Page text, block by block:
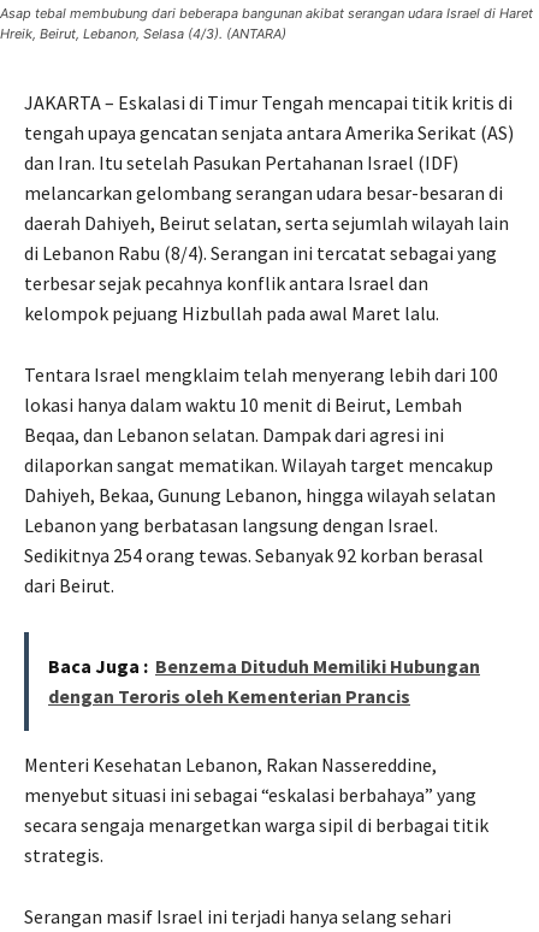
Asap tebal membubung dari beberapa bangunan akibat serangan udara Israel di Haret
Hreik, Beirut, Lebanon, Selasa (4/3). (ANTARA)
JAKARTA – Eskalasi di Timur Tengah mencapai titik kritis di
tengah upaya gencatan senjata antara Amerika Serikat (AS)
dan Iran. Itu setelah Pasukan Pertahanan Israel (IDF)
melancarkan gelombang serangan udara besar-besaran di
daerah Dahiyeh, Beirut selatan, serta sejumlah wilayah lain
di Lebanon Rabu (8/4). Serangan ini tercatat sebagai yang
terbesar sejak pecahnya konflik antara Israel dan
kelompok pejuang Hizbullah pada awal Maret lalu.
Tentara Israel mengklaim telah menyerang lebih dari 100
lokasi hanya dalam waktu 10 menit di Beirut, Lembah
Beqaa, dan Lebanon selatan. Dampak dari agresi ini
dilaporkan sangat mematikan. Wilayah target mencakup
Dahiyeh, Bekaa, Gunung Lebanon, hingga wilayah selatan
Lebanon yang berbatasan langsung dengan Israel.
Sedikitnya 254 orang tewas. Sebanyak 92 korban berasal
dari Beirut.
Baca Juga : Benzema Dituduh Memiliki Hubungan
dengan Teroris oleh Kementerian Prancis
Menteri Kesehatan Lebanon, Rakan Nassereddine,
menyebut situasi ini sebagai “eskalasi berbahaya” yang
secara sengaja menargetkan warga sipil di berbagai titik
strategis.
Serangan masif Israel ini terjadi hanya selang sehari